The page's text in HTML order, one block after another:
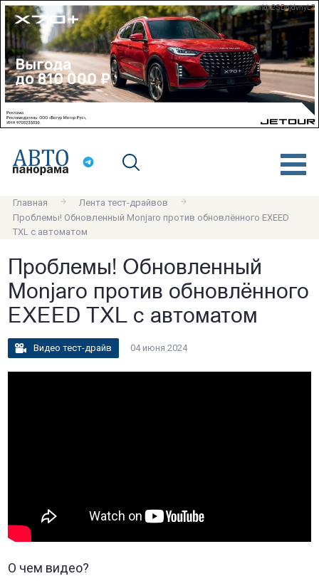
erid: 2SDnjdvnyL7
Главная
Лента тест-драйвов
Проблемы! Обновленный Monjaro против обновлённого EXEED
TXL с автоматом
Проблемы! Обновленный
Monjaro против обновлённого
EXEED TXL с автоматом
Видео тест-драйв 04 июня 2024
О чем видео?